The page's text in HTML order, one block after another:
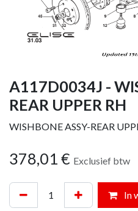
A117D0034J -
REAR UPPER RH
WISHBONE ASSY-REAR
378,01 € Exclusief btw
In